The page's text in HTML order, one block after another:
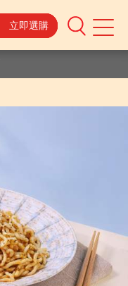
立即選購
Mobile
立即選購
立即選購
立即選購